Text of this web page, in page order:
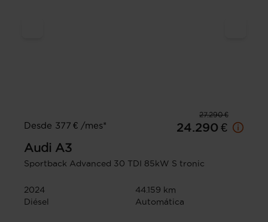
27.290 €
Desde 377 € /mes*
24.290 €
Audi A3
Sportback Advanced 30 TDI 85kW S tronic
2024
44.159 km
Diésel
Automática